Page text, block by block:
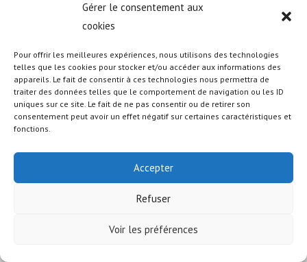
Gérer le consentement aux
cookies
Pour offrir les meilleures expériences, nous utilisons des technologies
telles que les cookies pour stocker et/ou accéder aux informations des
appareils. Le fait de consentir à ces technologies nous permettra de
traiter des données telles que le comportement de navigation ou les ID
uniques sur ce site. Le fait de ne pas consentir ou de retirer son
consentement peut avoir un effet négatif sur certaines caractéristiques et
fonctions.
Accepter
Refuser
Voir les préférences
© COPYRIGHT - OCEANWP THEME BY NICK